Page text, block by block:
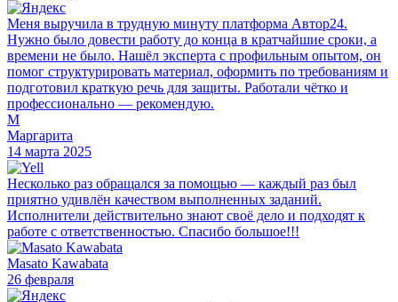
Меня выручила в трудную минуту платформа Автор24.
Нужно было довести работу до конца в кратчайшие сроки, а
времени не было. Нашёл эксперта с профильным опытом, он
помог структурировать материал, оформить по требованиям и
подготовил краткую речь для защиты. Работали чётко и
профессионально — рекомендую.
М
Маргарита
14 марта 2025
Несколько раз обращался за помощью — каждый раз был
приятно удивлён качеством выполненных заданий.
Исполнители действительно знают своё дело и подходят к
работе с ответственностью. Спасибо большое!!!
Masato Kawabata
26 февраля